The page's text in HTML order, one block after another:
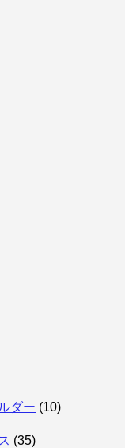
ダー (10)
(35)